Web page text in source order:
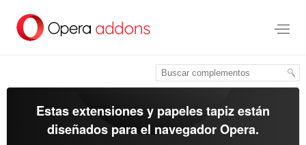
contenido
Estas extensiones y papeles tapiz están
diseñados para el navegador Opera.